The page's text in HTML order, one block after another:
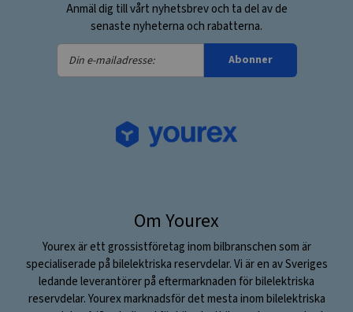
Anmäl dig till vårt nyhetsbrev och ta del av de
senaste nyheterna och rabatterna.
Din
e-
Abonner
Om Yourex
Yourex är ett grossistföretag inom bilbranschen som är
specialiserade på bilelektriska reservdelar. Vi är en av Sveriges
ledande leverantörer på eftermarknaden för bilelektriska
reservdelar. Yourex marknadsför det mesta inom bilelektriska